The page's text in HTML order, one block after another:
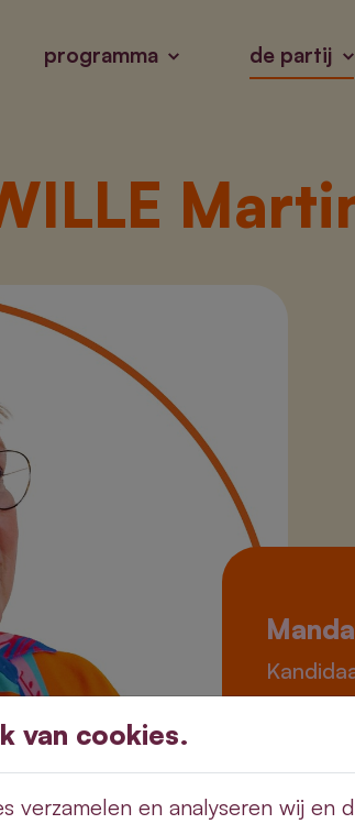
programma de partij
8700
van cookies.
verzamelen en analyseren wij en